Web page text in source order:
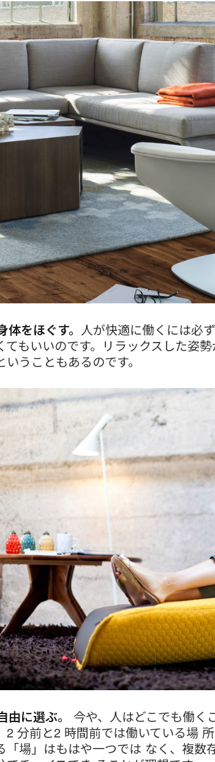
体をほぐす。 人が快適に働くには必
てもいいのです。リラックスした姿
いうこともあるのです。
由に選ぶ。
今や、人はどこでも働く
2 分前と2 時間前では働いている場
「場」はもはや一つでは なく、複数